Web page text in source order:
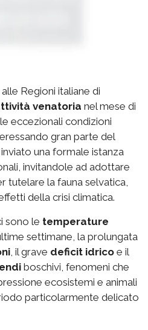
Regioni italiane di
venatoria nel mese di
eccezionali condizioni
gran parte del
una formale istanza
invitandole ad adottare
tutelare la fauna selvatica,
della crisi climatica.
sono le temperature
settimane, la prolungata
, il grave deficit idrico e il
boschivi, fenomeni che
ecosistemi e animali
particolarmente delicato